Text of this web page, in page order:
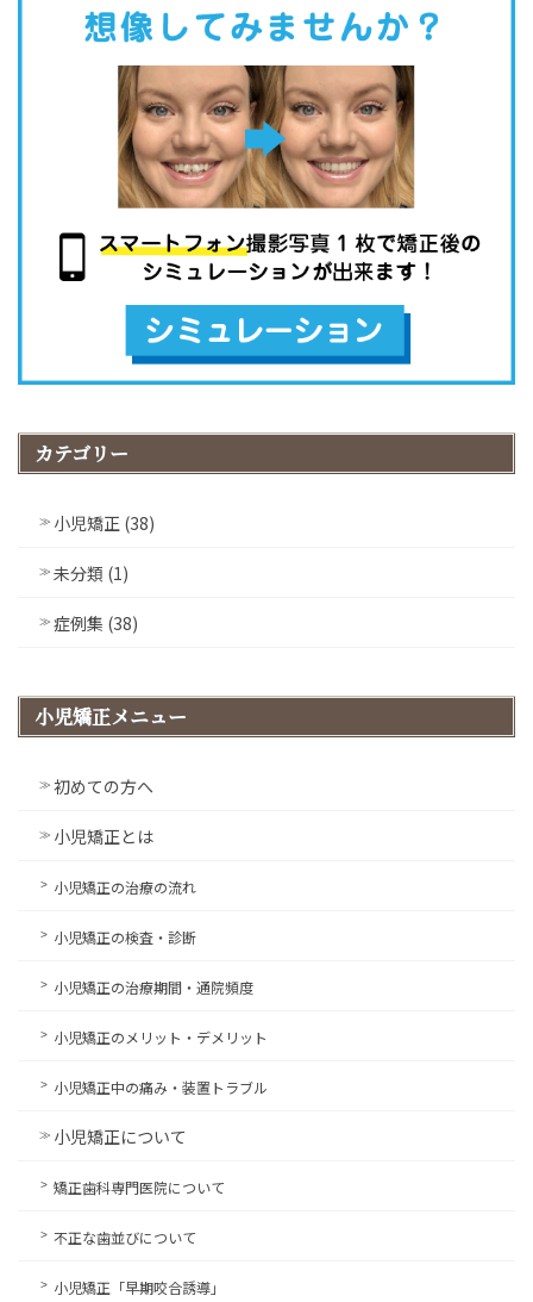
カテゴリー
小児矯正 (38)
未分類 (1)
症例集 (38)
小児矯正メニュー
初めての方へ
小児矯正とは
小児矯正の治療の流れ
小児矯正の検査・診断
小児矯正の治療期間・通院頻度
小児矯正のメリット・デメリット
小児矯正中の痛み・装置トラブル
小児矯正について
矯正歯科専門医院について
不正な歯並びについて
小児矯正「早期咬合誘導」